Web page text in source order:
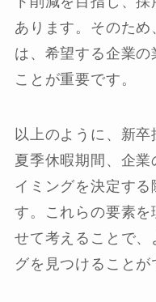
あります。そのた
は、希望する企業
ことが重要です。
以上のように、新卒
夏季休暇期間、企
イミングを決定す
す。これらの要素
せて考えることで
グを見つけることが